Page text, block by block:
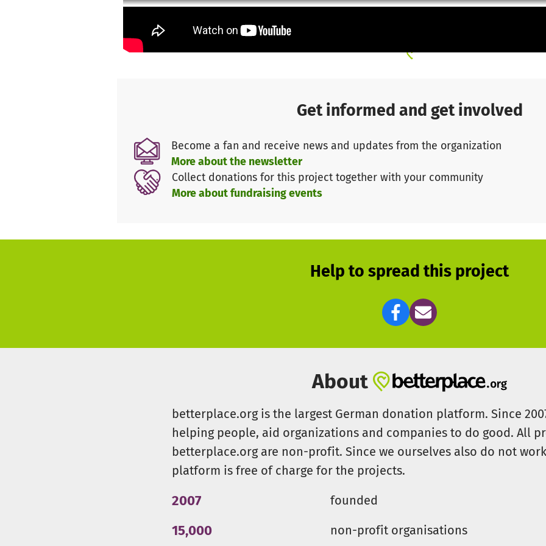
Graffitiübungen und Graffitiwerke, zum Ausdruck bringen können.
Eine neue Feuerstelle sowie eine XXL-Hängematte, ein Tipi, eine XXL-Chillecke und
Raum und Möglichkeiten für soziales Zusammenkommen. Neben der späteren
Nachhaltigkeit und ein Bewusstsein für Lebensmittel und Umwelt schaffen. Dabei
abhängig wir von der Natur sind und wie viel Arbeit hinter einer umweltbewussten
Das angebaute Gemüse und Obst soll dann bei unserem wöchentlichen Kochangebot
werden. Für eine kleine Abkühlung im Sommer sorgt eine barrierefreie
Kletterstangen - Sportlich ein Zeichen setzen
Wir haben extra nach einem Anbieter gesucht, der die gewünschten Kletterstangen in
mit der LGBTQI+-Szene, sichtbar ist (90 Grad gekippt). Gerade bei uns im Land
leider noch immer nicht selbstbewusst und offen genug thematisiert werden.
Bis auf die Boulderwand, Mini-Ramp/Halfpipe, die XXL-Hängematte und die
und mit tatkräftiger Unterstützung unserer Besucher:innen umgesetzt werden. Die
Read more
Get informed and get involved
Become a fan and receive news and updates from the organization
More about the newsletter
Collect donations for this project together with your community
More about fundraising events
Help to spread this project
About
betterplace.org is the largest German donation platform. Since
helping people, aid organizations and companies to do good. All
betterplace.org are non-profit. Since we ourselves also do not
platform is free of charge for the projects.
2007 founded
15,000 non-profit organisations